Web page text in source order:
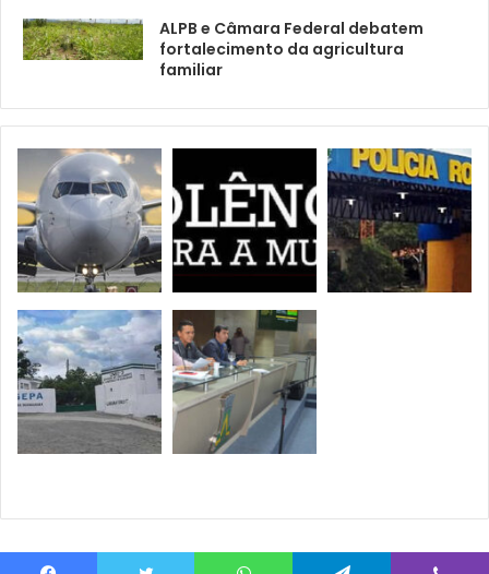
ALPB e Câmara Federal debatem
fortalecimento da agricultura
familiar